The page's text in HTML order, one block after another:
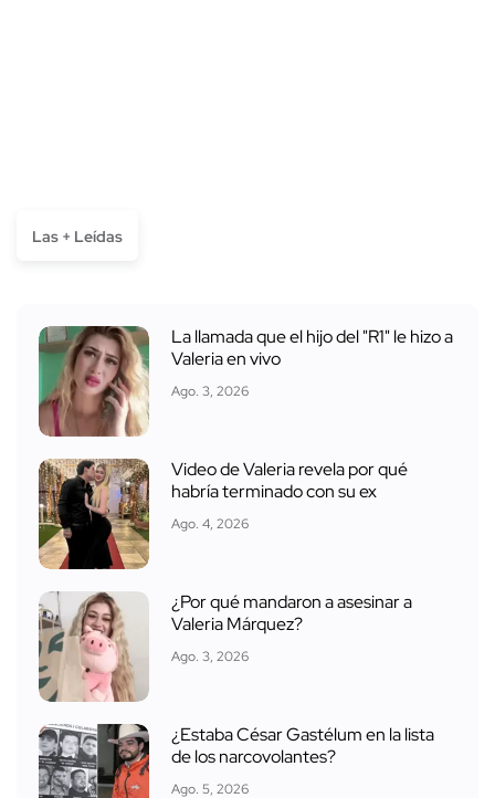
Las + Leídas
La llamada que el hijo del "R1" le hizo a
Valeria en vivo
Ago. 3, 2026
Video de Valeria revela por qué
habría terminado con su ex
Ago. 4, 2026
¿Por qué mandaron a asesinar a
Valeria Márquez?
Ago. 3, 2026
¿Estaba César Gastélum en la lista
de los narcovolantes?
Ago. 5, 2026